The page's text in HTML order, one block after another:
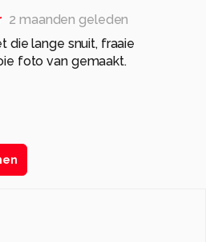
2 maanden geleden
die lange snuit, fraaie
foto van gemaakt.